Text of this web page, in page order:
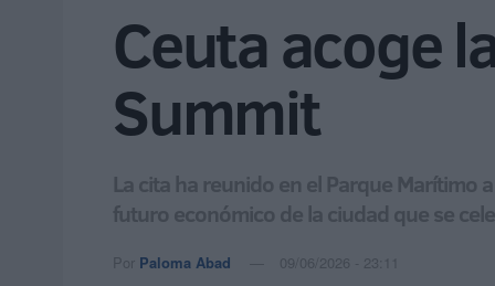
Ceuta acoge
Summit
La cita ha reunido en el Parque
futuro económico de la ciudad que se
Por Paloma Abad 09/06/2026 - 23:11